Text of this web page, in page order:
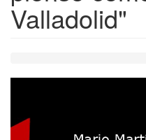
Valladolid"